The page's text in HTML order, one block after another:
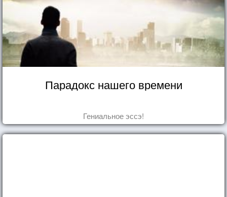
Парадокс нашего времени
Гениальное эссэ!